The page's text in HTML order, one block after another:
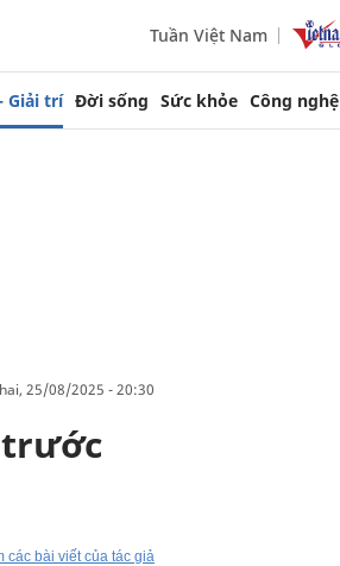
Tuần Việt Nam
Giải trí Đời sống Sức khỏe Công nghệ
25/08/2025 - 20:30
trước
các bài viết của tác giả